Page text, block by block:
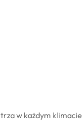
w każdym klimacie